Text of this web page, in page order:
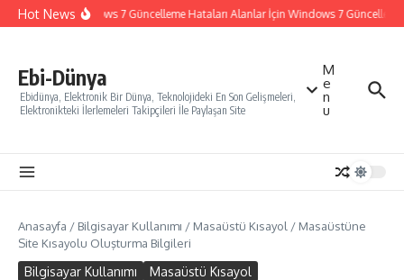
İçeriğe atla
Hot NewsWindows 7 Güncelleme Hataları Alanlar İçin Windows 7 Güncelleme
Ebi-Dünya
Ebidünya, Elektronik Bir Dünya, Teknolojideki En Son Gelişmeleri,
Elektronikteki İlerlemeleri Takipçileri İle Paylaşan Site
M
e
n
u
Anasayfa / Bilgisayar Kullanımı / Masaüstü Kısayol / Masaüstüne
Site Kısayolu Oluşturma Bilgileri
Bilgisayar Kullanımı Masaüstü Kısayol